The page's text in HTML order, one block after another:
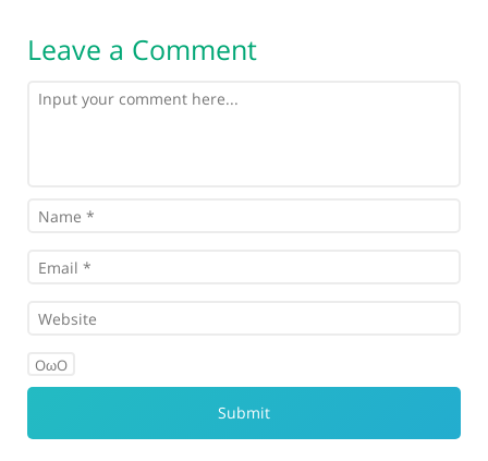
Leave a Comment
OωO